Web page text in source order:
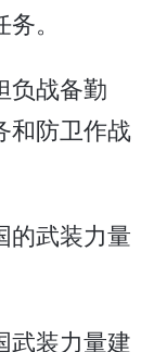
。
负战备勤
和防卫作战
武装力量
装力量建